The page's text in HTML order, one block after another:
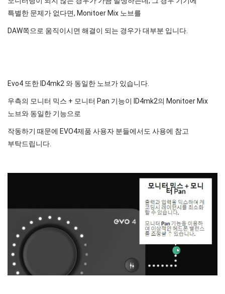
특별한 문제가 없다면, Monitoer Mix 노브를
DAW쪽으로 움직이시면 해결이 되는 경우가 대부분 입니다.
Evo4 또한 ID4mk2 와 동일한 노브가 있습니다.
우측의 모니터 믹스 + 모니터 Pan 기능이 ID4mk2의 Monitoer Mix
노브와 동일한 기능으로
작동하기 때문에 EVO4제품 사용자 분들에서도 사용에 참고
부탁드립니다.